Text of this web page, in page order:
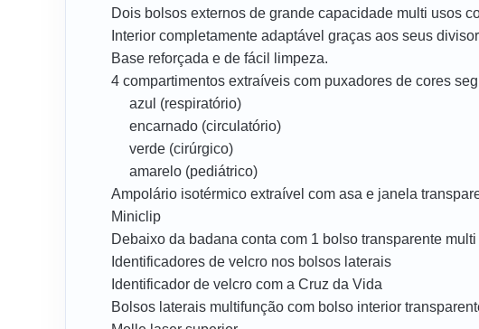
Dois bolsos externos de grande capacidade multi usos
Interior completamente adaptável graças aos seus
Base reforçada e de fácil limpeza.
4 compartimentos extraíveis com puxadores de cores
azul (respiratório)
encarnado (circulatório)
verde (cirúrgico)
amarelo (pediátrico)
Ampolário isotérmico extraível com asa e janela
Miniclip
Debaixo da badana conta com 1 bolso transparente
Identificadores de velcro nos bolsos laterais
Identificador de velcro com a Cruz da Vida
Bolsos laterais multifunção com bolso interior